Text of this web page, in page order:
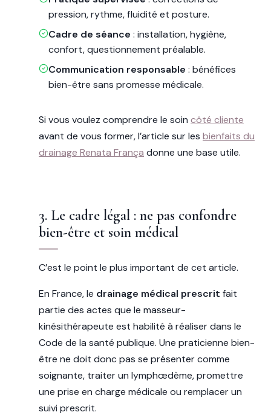
pression, rythme, fluidité et posture.
Cadre de séance : installation, hygiène,
confort, questionnement préalable.
Communication responsable : bénéfices
bien-être sans promesse médicale.
Si vous voulez comprendre le soin côté cliente
avant de vous former, l’article sur les bienfaits du
drainage Renata França donne une base utile.
3. Le cadre légal : ne pas confondre
bien-être et soin médical
C’est le point le plus important de cet article.
En France, le drainage médical prescrit fait
partie des actes que le masseur-
kinésithérapeute est habilité à réaliser dans le
Code de la santé publique. Une praticienne bien-
être ne doit donc pas se présenter comme
soignante, traiter un lymphœdème, promettre
une prise en charge médicale ou remplacer un
suivi prescrit.